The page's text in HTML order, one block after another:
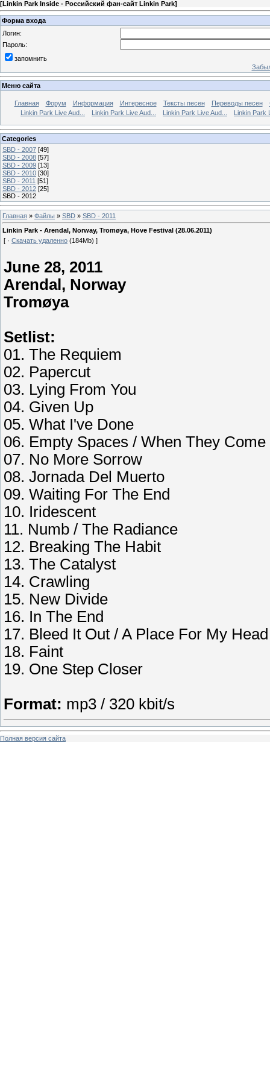
[Linkin Park Inside - Российский фан-сайт Linkin Park]
Форма входа
Логин:
Пароль:
запомнить
Меню сайта
Главная Форум Информация Интересное Тексты песен Переводы песен
Linkin Park Live Aud...
Linkin Park Live Aud... Linkin Park Live Aud... Linkin Park
Categories
SBD - 2007 [49]
SBD - 2008 [57]
SBD - 2009 [13]
SBD - 2010 [30]
SBD - 2011 [51]
SBD - 2012 [25]
SBD - 2012
Главная » Файлы » SBD » SBD - 2011
Linkin Park - Arendal, Norway, Tromøya, Hove Festival (28.06.2011)
[ · Скачать удаленно (184Mb) ]
June 28, 2011
Arendal, Norway
Tromøya
Setlist:
01. The Requiem
02. Papercut
03. Lying From You
04. Given Up
05. What I've Done
06. Empty Spaces / When They
07. No More Sorrow
08. Jornada Del Muerto
09. Waiting For The End
10. Iridescent
11. Numb / The Radiance
12. Breaking The Habit
13. The Catalyst
14. Crawling
15. New Divide
16. In The End
17. Bleed It Out / A Place For My Head
18. Faint
19. One Step Closer
Format: mp3 / 320 kbit/s
Полная версия сайта